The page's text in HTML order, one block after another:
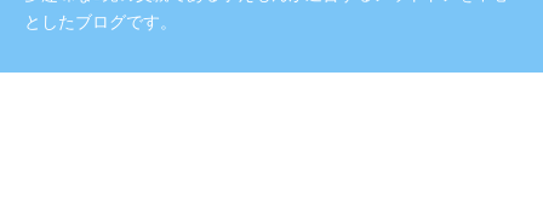
としたブログです。